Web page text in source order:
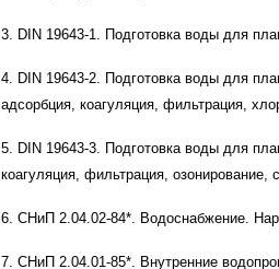
3. DIN 19643-1. Подготовка воды для
4. DIN 19643-2. Подготовка воды для
адсорбция, коагуляция, фильтрация,
5. DIN 19643-3. Подготовка воды для
коагуляция, фильтрация, озонирование,
6. СНиП 2.04.02-84*. Водоснабжение.
7. СНиП 2.04.01-85*. Внутренние